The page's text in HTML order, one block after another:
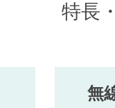
特長
無